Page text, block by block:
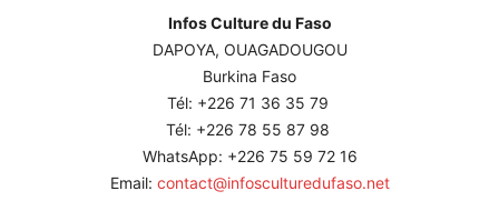
Infos Culture du Faso
DAPOYA, OUAGADOUGOU
Burkina Faso
Tél: +226 71 36 35 79
Tél: +226 78 55 87 98
WhatsApp: +226 75 59 72 16
Email: contact@infosculturedufaso.net